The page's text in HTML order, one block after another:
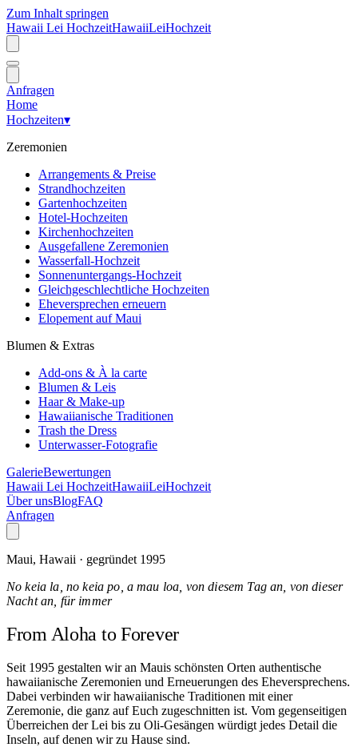
Zum Inhalt springen
Hawaii Lei HochzeitHawaiiLeiHochzeit
Anfragen
Home
Hochzeiten▾
Zeremonien
Arrangements & Preise
Strandhochzeiten
Gartenhochzeiten
Hotel-Hochzeiten
Kirchenhochzeiten
Ausgefallene Zeremonien
Wasserfall-Hochzeit
Sonnenuntergangs-Hochzeit
Gleichgeschlechtliche Hochzeiten
Eheversprechen erneuern
Elopement auf Maui
Blumen & Extras
Add-ons & À la carte
Blumen & Leis
Haar & Make-up
Hawaiianische Traditionen
Trash the Dress
Unterwasser-Fotografie
GalerieBewertungen
Hawaii Lei HochzeitHawaiiLeiHochzeit
Über unsBlogFAQ
Anfragen
Maui, Hawaii · gegründet 1995
No keia la, no keia po, a mau loa, von diesem Tag an, von dieser
Nacht an, für immer
From Aloha to Forever
Seit 1995 gestalten wir an Mauis schönsten Orten authentische
hawaiianische Zeremonien und Erneuerungen des Eheversprechens.
Dabei verbinden wir hawaiianische Traditionen mit einer
Zeremonie, die ganz auf Euch zugeschnitten ist. Vom gegenseitigen
Überreichen der Lei bis zu Oli-Gesängen würdigt jedes Detail die
Inseln, auf denen wir zu Hause sind.